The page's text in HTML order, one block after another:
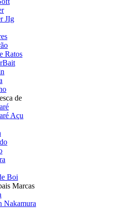
JIg
Ratos
de
Açu
Boi
Marcas
Nakamura